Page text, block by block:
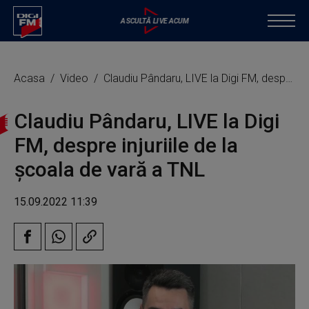
Acasa Video Claudiu Pândaru, LIVE la Digi FM, despre injuriile de la școala de vară a TNL
Claudiu Pândaru, LIVE la Digi
FM, despre injuriile de la
școala de vară a TNL
15.09.2022 11:39